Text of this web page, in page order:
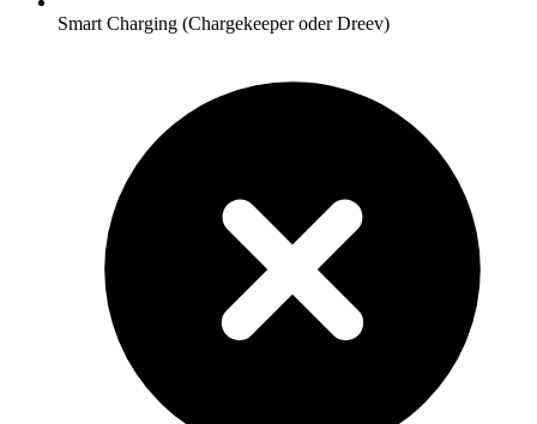
Smart Charging (Chargekeeper oder Dreev)